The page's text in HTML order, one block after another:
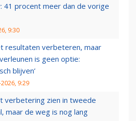
41 procent meer dan de vorige
9:30
resultaten verbeteren, maar
is geen optie:
blijven’
9:29
verbetering zien in tweede
maar de weg is nog lang